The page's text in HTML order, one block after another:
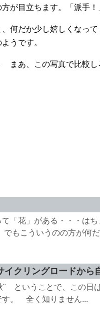
が目立ちます。「派手！
何だか少し嬉しくなっ
うです。
あ、この写真で比較し
て「花」がある・・・は
もこういうのの方が何
クリングロードから
" ということで、この日
す。 全く知りません...